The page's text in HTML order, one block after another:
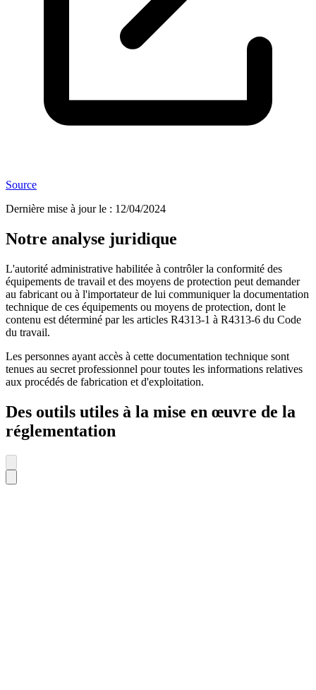
Source
Dernière mise à jour le : 12/04/2024
Notre analyse juridique
L'autorité administrative habilitée à contrôler la conformité des
équipements de travail et des moyens de protection peut demander
au fabricant ou à l'importateur de lui communiquer la documentation
technique de ces équipements ou moyens de protection, dont le
contenu est déterminé par les articles R4313-1 à R4313-6 du Code
du travail.
Les personnes ayant accès à cette documentation technique sont
tenues au secret professionnel pour toutes les informations relatives
aux procédés de fabrication et d'exploitation.
Des outils utiles à la mise en œuvre de la
réglementation